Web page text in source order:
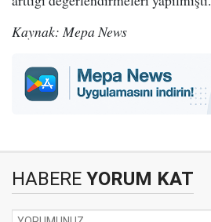
Kaynak: Mepa News
HABERE YORUM KAT